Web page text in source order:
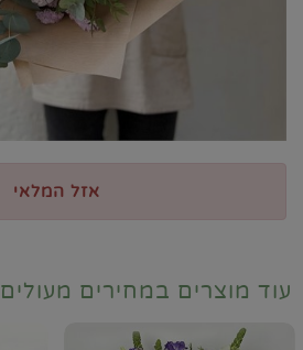
אזל המלאי
עוד מוצרים במחירים מעולים